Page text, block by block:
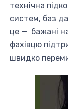
технічна
систем, баз
це — бажані
фахівцю
швидко